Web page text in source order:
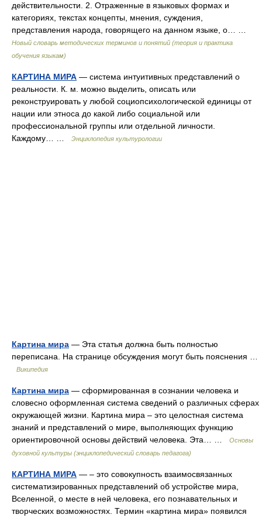
действительности. 2. Отраженные в языковых формах и
категориях, текстах концепты, мнения, суждения,
представления народа, говорящего на данном языке, о… …
Новый словарь методических терминов и понятий (теория и практика
обучения языкам)
КАРТИНА МИРА — система интуитивных представлений о
реальности. К. м. можно выделить, описать или
реконструировать у любой социопсихологической единицы от
нации или этноса до какой либо социальной или
профессиональной группы или отдельной личности.
Каждому… …
Энциклопедия культурологии
Картина мира — Эта статья должна быть полностью
переписана. На странице обсуждения могут быть пояснения …
Википедия
Картина мира — сформированная в сознании человека и
словесно оформленная система сведений о различных сферах
окружающей жизни. Картина мира – это целостная система
знаний и представлений о мире, выполняющих функцию
ориентировочной основы действий человека. Эта… …
Основы
духовной культуры (энциклопедический словарь педагога)
КАРТИНА МИРА — – это совокупность взаимосвязанных
систематизированных представлений об устройстве мира,
Вселенной, о месте в ней человека, его познавательных и
творческих возможностях. Термин «картина мира» появился